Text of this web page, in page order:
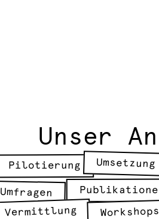
Unser
Pilotierung Umsetzung
Umfragen
Vermittlung Workshops